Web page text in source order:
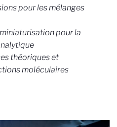
pour les mélanges
pour la
théoriques et
moléculaires